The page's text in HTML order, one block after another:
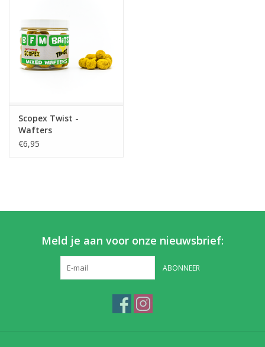
Bucket Deals
Bulk Deals
Nieuws
Scopex Twist -
Wafters
€6,95
Meld je aan voor onze nieuwsbrief:
ABONNEER